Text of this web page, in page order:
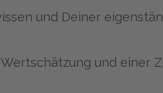
und Deiner
und einer